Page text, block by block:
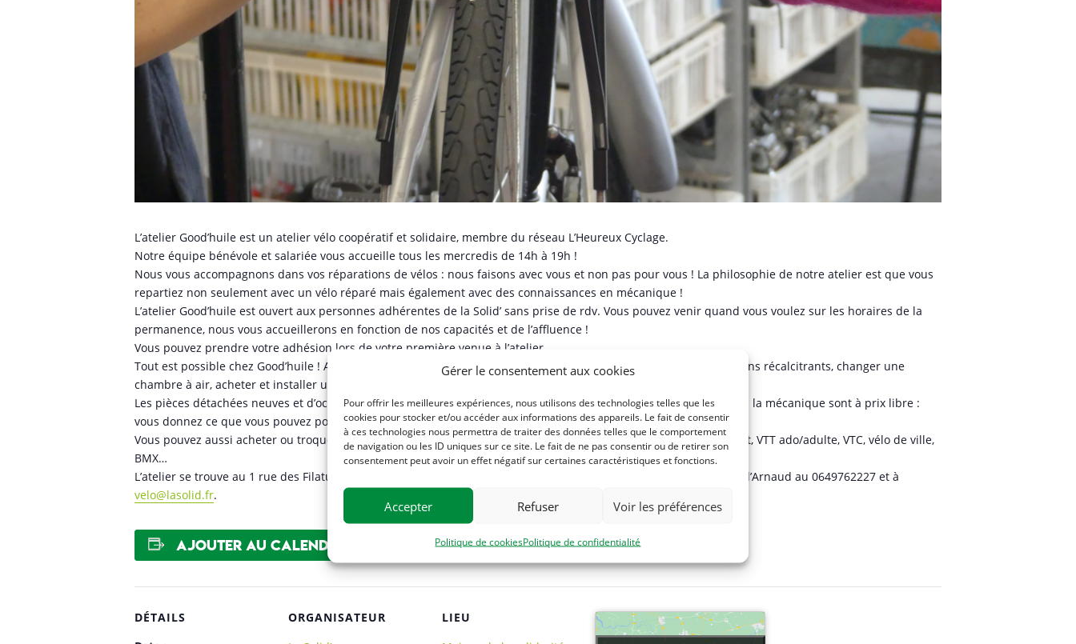
Gérer le consentement aux cookies
Pour offrir les meilleures expériences, nous utilisons des technologies telles que les
cookies pour stocker et/ou accéder aux informations des appareils. Le fait de consentir
à ces technologies nous permettra de traiter des données telles que le comportement
de navigation ou les ID uniques sur ce site. Le fait de ne pas consentir ou de retirer son
consentement peut avoir un effet négatif sur certaines caractéristiques et fonctions.
Accepter Refuser Voir les préférences
Politique de cookiesPolitique de confidentialité
L’atelier Good’huile est un atelier vélo coopératif et solidaire, membre du réseau L’Heureux Cyclage.
Notre équipe bénévole et salariée vous accueille tous les mercredis de 14h à 19h !
Nous vous accompagnons dans vos réparations de vélos : nous faisons avec vous et non pas pour vous ! La philosophie de notre atelier est que vous
repartiez non seulement avec un vélo réparé mais également avec des connaissances en mécanique !
L’atelier Good’huile est ouvert aux personnes adhérentes de la Solid’ sans prise de rdv. Vous pouvez venir quand vous voulez sur les horaires de la
permanence, nous vous accueillerons en fonction de nos capacités et de l’affluence !
Vous pouvez prendre votre adhésion lors de votre première venue à l’atelier.
Tout est possible chez Good’huile ! Apprendre à réparer ce dérailleur dont les vitesses passent mal, régler ces freins récalcitrants, changer une
chambre à air, acheter et installer un porte-bagages…
Les pièces détachées neuves et d’occasion sont en vente à prix fixe, l’accompagnement technique et la formation à la mécanique sont à prix libre :
vous donnez ce que vous pouvez pour aider l’atelier à continuer son bout de chemin !
Vous pouvez aussi acheter ou troquer un vélo issu de notre atelier, nous en avons pour tous les gouts : vélo enfant, VTT ado/adulte, VTC, vélo de ville,
BMX…
L’atelier se trouve au 1 rue des Filatures à Clisson, derrière la Maison de la Solidarité. Plus d’informations auprès d’Arnaud au 0649762227 et à
velo@lasolid.fr.
Ajouter au calendrier
DÉTAILS
ORGANISATEUR
LIEU